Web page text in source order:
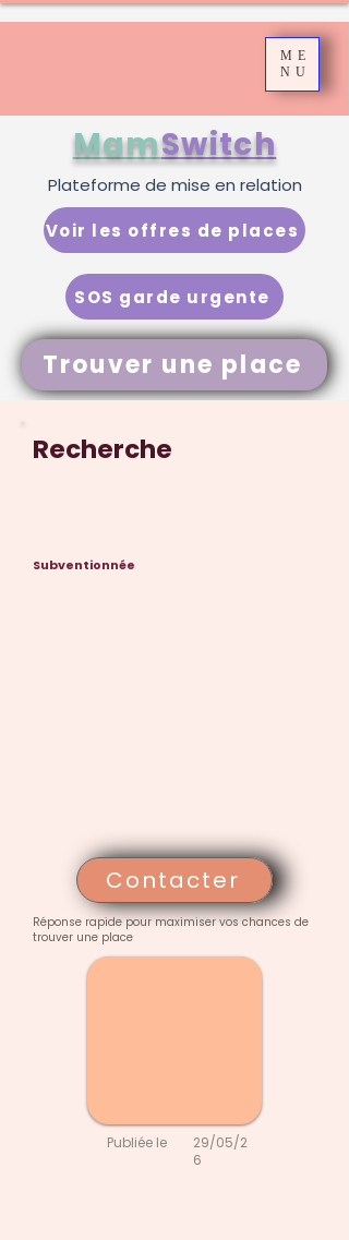
ME
NU
Trouver une place
MamSwitch
SOS garde urgente
Voir les offres de places
Plateforme de mise en relation
Recherche
Subventionnée
Contacter
Réponse rapide pour maximiser vos chances de
trouver une place
Publiée le
29/05/2
6